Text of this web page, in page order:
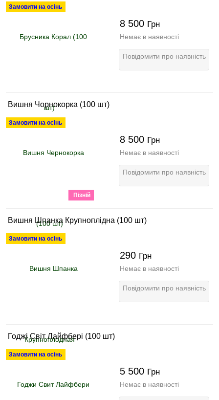
Замовити на осінь
8 500 Грн
Немає в наявності
Повідомити про наявність
Вишня Чорнокорка (100 шт)
Замовити на осінь
Пізній
8 500 Грн
Немає в наявності
Повідомити про наявність
Вишня Шпанка Крупноплідна (100 шт)
Замовити на осінь
290 Грн
Немає в наявності
Повідомити про наявність
Годжі Світ Лайфбері (100 шт)
Замовити на осінь
5 500 Грн
Немає в наявності